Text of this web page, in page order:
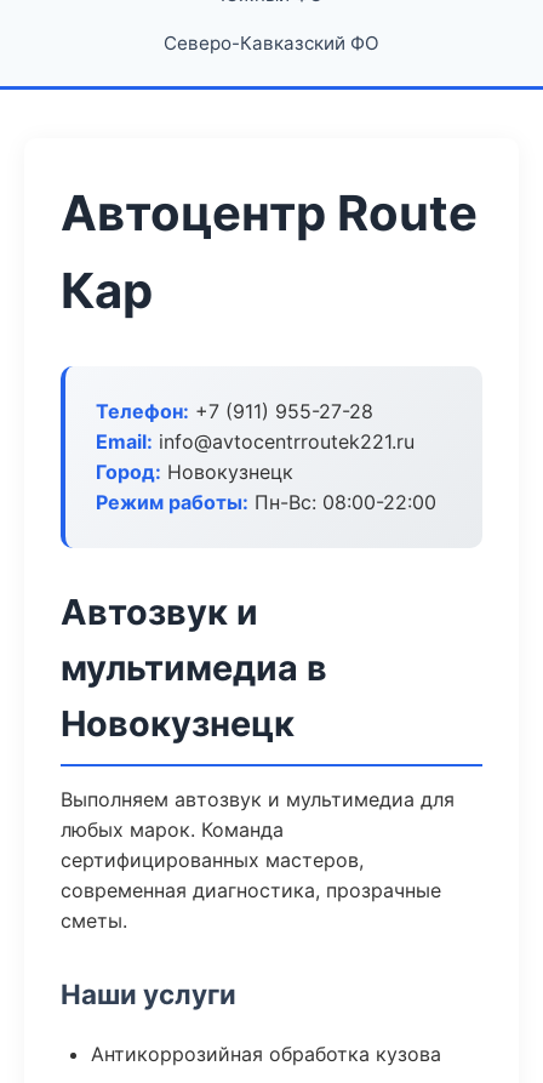
Северо-Кавказский ФО
Автоцентр Route
Кар
Телефон: +7 (911) 955-27-28
Email: info@avtocentrroutek221.ru
Город: Новокузнецк
Режим работы: Пн-Вс: 08:00-22:00
Автозвук и
мультимедиа в
Новокузнецк
Выполняем автозвук и мультимедиа для
любых марок. Команда
сертифицированных мастеров,
современная диагностика, прозрачные
сметы.
Наши услуги
Антикоррозийная обработка кузова